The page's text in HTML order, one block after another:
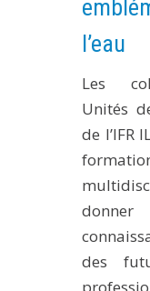
EXPERIMENTAL
GEOGRAPHIC
CURRENT PROJECTS
COMPLETED
UMR NETWORKS
TRAINING
ENGINEERING
EDUCATION AND
l’eau
Les
Unités
de l’IFR
des